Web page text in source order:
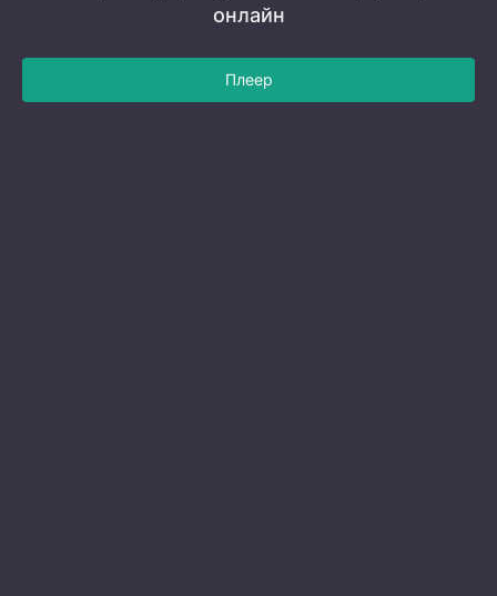
онлайн
Плеер